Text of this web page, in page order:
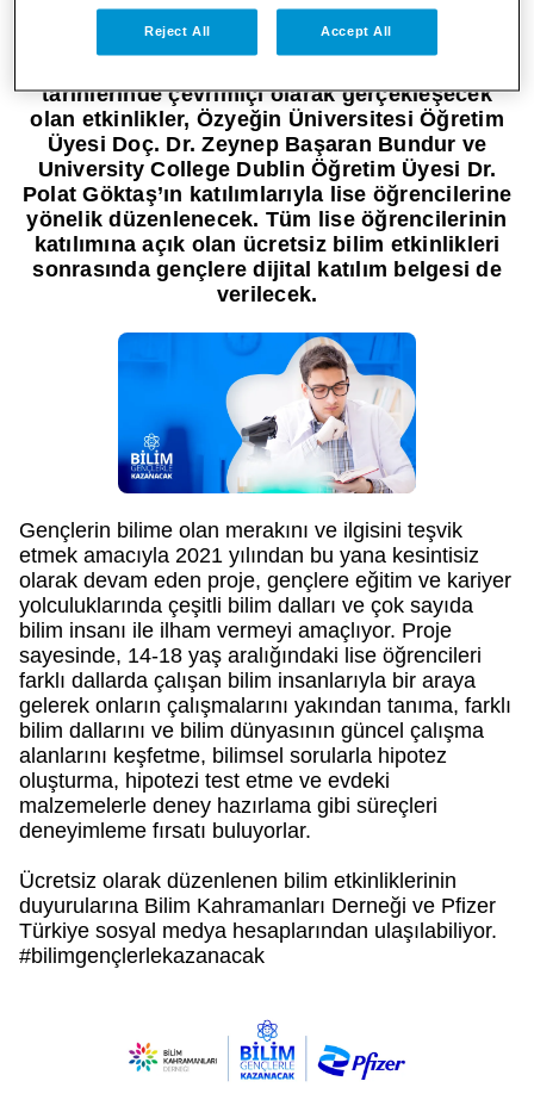
Bilim Kahramanları Derneği’nin öncülüğünde,
tarihlerinde çevrimiçi olarak gerçekleşecek
olan etkinlikler, Özyeğin Üniversitesi Öğretim
Üyesi Doç. Dr. Zeynep Başaran Bundur ve
University College Dublin Öğretim Üyesi Dr.
Polat Göktaş’ın katılımlarıyla lise öğrencilerine
yönelik düzenlenecek. Tüm lise öğrencilerinin
katılımına açık olan ücretsiz bilim etkinlikleri
sonrasında gençlere dijital katılım belgesi de
verilecek.
Gençlerin bilime olan merakını ve ilgisini teşvik
etmek amacıyla 2021 yılından bu yana kesintisiz
olarak devam eden proje, gençlere eğitim ve kariyer
yolculuklarında çeşitli bilim dalları ve çok sayıda
bilim insanı ile ilham vermeyi amaçlıyor. Proje
sayesinde, 14-18 yaş aralığındaki lise öğrencileri
farklı dallarda çalışan bilim insanlarıyla bir araya
gelerek onların çalışmalarını yakından tanıma, farklı
bilim dallarını ve bilim dünyasının güncel çalışma
alanlarını keşfetme, bilimsel sorularla hipotez
oluşturma, hipotezi test etme ve evdeki
malzemelerle deney hazırlama gibi süreçleri
deneyimleme fırsatı buluyorlar.
Ücretsiz olarak düzenlenen bilim etkinliklerinin
duyurularına Bilim Kahramanları Derneği ve Pfizer
Türkiye sosyal medya hesaplarından ulaşılabiliyor.
#bilimgençlerlekazanacak
Reject All Accept All